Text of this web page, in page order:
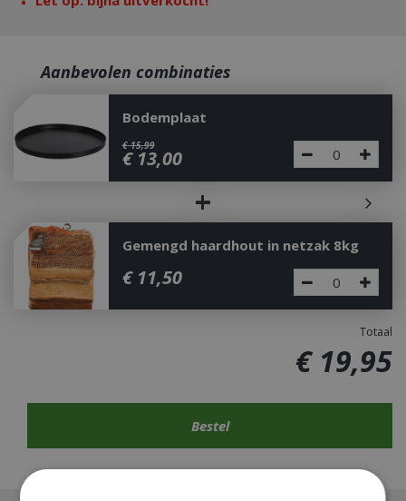
Aanbevolen combinaties
Bodemplaat
€ 15,99
€ 13,00
+
Gemengd haardhout in netzak 8kg
€ 11,50
Totaal
€ 19,95